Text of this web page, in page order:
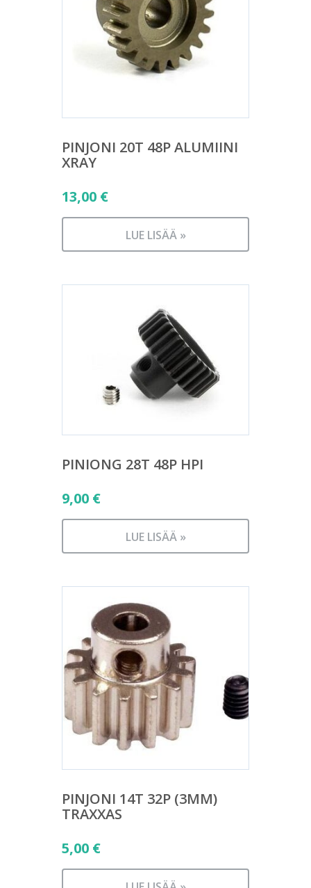
PINJONI 20T 48P ALUMIINI
XRAY
13,00 €
LUE LISÄÄ »
PINIONG 28T 48P HPI
9,00 €
LUE LISÄÄ »
PINJONI 14T 32P (3MM)
TRAXXAS
5,00 €